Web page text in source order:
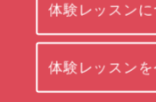
体験レッスンに
体験レッスン